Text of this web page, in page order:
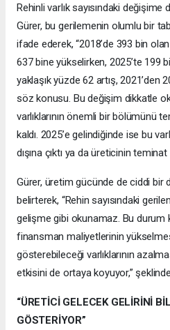
Rehinli varlık sayısındaki
Gürer, bu gerilemenin olumlu bir
ifade ederek, “2018’de 393 bin olan
637 bine yükselirken, 2025’te 199
yaklaşık yüzde 62 artış, 2021’den
söz konusu. Bu değişim dikkatle
varlıklarının önemli bir bölümünü
kaldı. 2025’e gelindiğinde ise bu
dışına çıktı ya da üreticinin
Gürer, üretim gücünde de ciddi bir
belirterek, “Rehin sayısındaki
gelişme gibi okunamaz. Bu durum
finansman maliyetlerinin
gösterebileceği varlıklarının
etkisini de ortaya koyuyor,”
“ÜRETİCİ GELECEK GELİRİNİ
GÖSTERİYOR”